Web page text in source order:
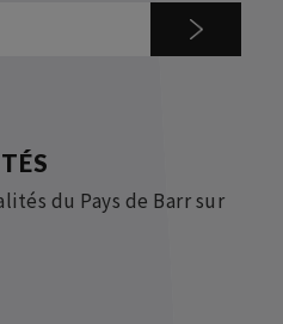
du Pays de Barr sur